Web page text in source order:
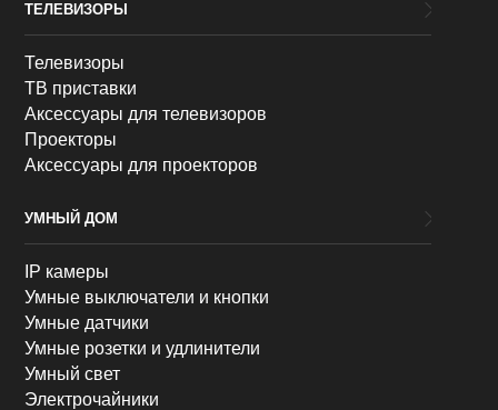
ТЕЛЕВИЗОРЫ
Телевизоры
ТВ приставки
Аксессуары для телевизоров
Проекторы
Аксессуары для проекторов
УМНЫЙ ДОМ
IP камеры
Умные выключатели и кнопки
Умные датчики
Умные розетки и удлинители
Умный свет
Электрочайники